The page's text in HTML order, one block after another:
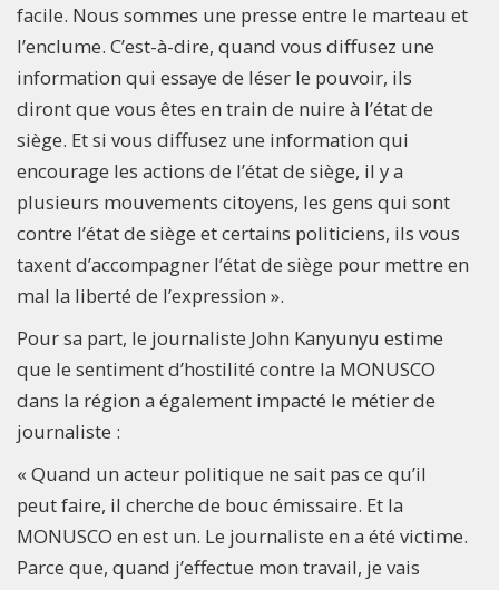
facile. Nous sommes une presse entre le marteau et
l’enclume. C’est-à-dire, quand vous diffusez une
information qui essaye de léser le pouvoir, ils
diront que vous êtes en train de nuire à l’état de
siège. Et si vous diffusez une information qui
encourage les actions de l’état de siège, il y a
plusieurs mouvements citoyens, les gens qui sont
contre l’état de siège et certains politiciens, ils vous
taxent d’accompagner l’état de siège pour mettre en
mal la liberté de l’expression ».
Pour sa part, le journaliste John Kanyunyu estime
que le sentiment d’hostilité contre la MONUSCO
dans la région a également impacté le métier de
journaliste :
« Quand un acteur politique ne sait pas ce qu’il
peut faire, il cherche de bouc émissaire. Et la
MONUSCO en est un. Le journaliste en a été victime.
Parce que, quand j’effectue mon travail, je vais